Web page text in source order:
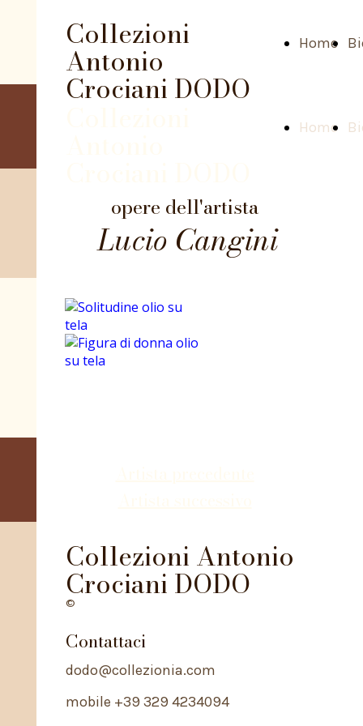
Collezioni
Antonio
Crociani DODO
Home
Home
opere dell'artista
Lucio Cangini
Collezioni Antonio
Crociani DODO
Contattaci
dodo@collezionia.com
©
mobile +39 329 4234094